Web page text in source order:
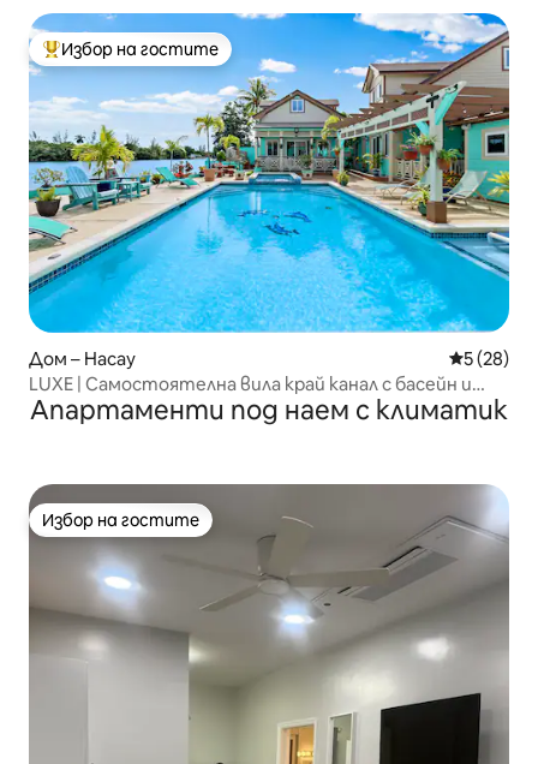
Най-популярен избор на гостите
Избор на гостите
Дом – Насау Средна
5 (28)
LUXE | Самостоятелна вила край канал с басейн и
каяци с лодка
Апартаменти под наем с климатик
Избор на гостите
Избор на гостите